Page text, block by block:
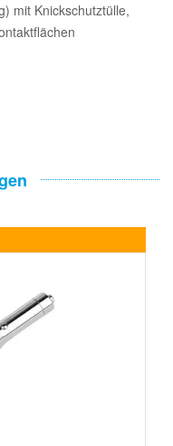
mit Knickschutztülle,